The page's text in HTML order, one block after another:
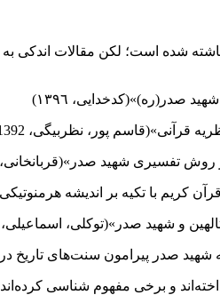
شده است‌‌‌‌‌‌؛ لکن مقالات اندکی
و برخی مفهوم شناسی